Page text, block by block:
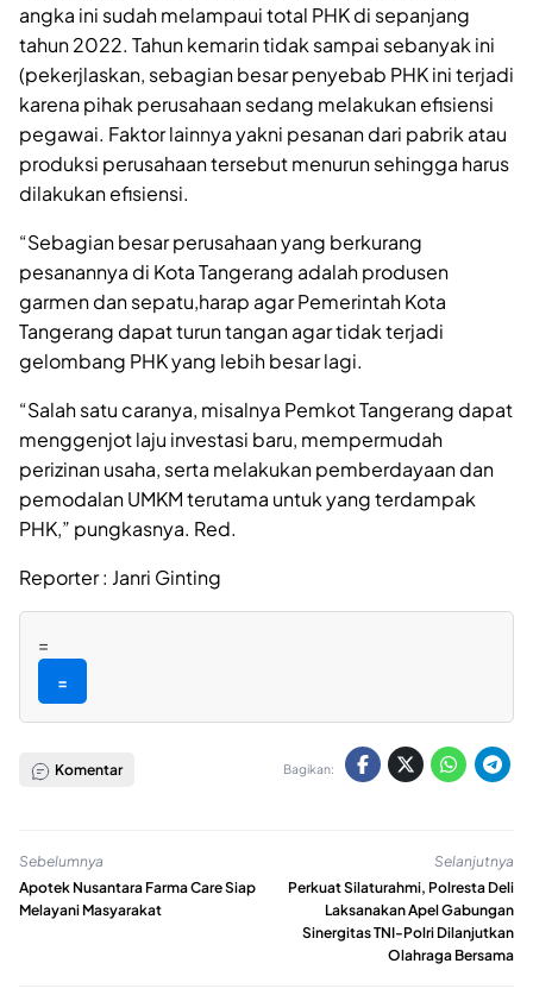
angka ini sudah melampaui total PHK di sepanjang
tahun 2022. Tahun kemarin tidak sampai sebanyak ini
(pekerjlaskan, sebagian besar penyebab PHK ini terjadi
karena pihak perusahaan sedang melakukan efisiensi
pegawai. Faktor lainnya yakni pesanan dari pabrik atau
produksi perusahaan tersebut menurun sehingga harus
dilakukan efisiensi.
“Sebagian besar perusahaan yang berkurang
pesanannya di Kota Tangerang adalah produsen
garmen dan sepatu,harap agar Pemerintah Kota
Tangerang dapat turun tangan agar tidak terjadi
gelombang PHK yang lebih besar lagi.
“Salah satu caranya, misalnya Pemkot Tangerang dapat
menggenjot laju investasi baru, mempermudah
perizinan usaha, serta melakukan pemberdayaan dan
pemodalan UMKM terutama untuk yang terdampak
PHK,” pungkasnya. Red.
Reporter : Janri Ginting
=
=
Komentar Bagikan:
Sebelumnya
Apotek Nusantara Farma Care Siap
Melayani Masyarakat
Selanjutnya
Perkuat Silaturahmi, Polresta Deli
Laksanakan Apel Gabungan
Sinergitas TNI-Polri Dilanjutkan
Olahraga Bersama